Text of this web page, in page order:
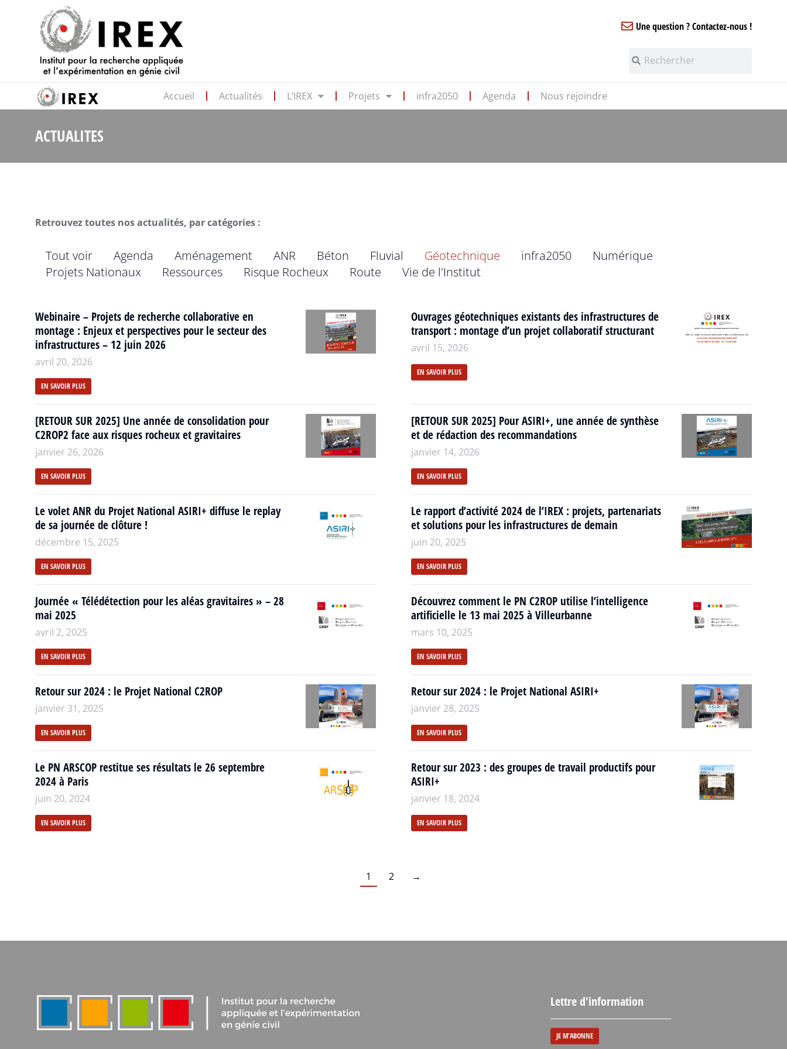
Une question ? Contactez-nous !
Accueil Actualités L’IREX Projets infra2050 Agenda Nous rejoindre
ACTUALITES
Retrouvez toutes nos actualités, par catégories :
Tout voir Agenda Aménagement ANR Béton Fluvial Géotechnique infra2050
Numérique
Projets Nationaux
Ressources Risque Rocheux Route Vie de l'Institut
Webinaire – Projets de recherche collaborative en
montage : Enjeux et perspectives pour le secteur des
infrastructures – 12 juin 2026
avril 20, 2026
EN SAVOIR PLUS
Ouvrages géotechniques existants des infrastructures de
transport : montage d’un projet collaboratif structurant
avril 15, 2026
EN SAVOIR PLUS
[RETOUR SUR 2025] Une année de consolidation pour
C2ROP2 face aux risques rocheux et gravitaires
janvier 26, 2026
EN SAVOIR PLUS
[RETOUR SUR 2025] Pour ASIRI+, une année de synthèse
et de rédaction des recommandations
janvier 14, 2026
EN SAVOIR PLUS
Le volet ANR du Projet National ASIRI+ diffuse le replay
de sa journée de clôture !
décembre 15, 2025
EN SAVOIR PLUS
Le rapport d’activité 2024 de l’IREX : projets, partenariats
et solutions pour les infrastructures de demain
juin 20, 2025
EN SAVOIR PLUS
Journée « Télédétection pour les aléas gravitaires » – 28
mai 2025
avril 2, 2025
EN SAVOIR PLUS
Découvrez comment le PN C2ROP utilise l’intelligence
artificielle le 13 mai 2025 à Villeurbanne
mars 10, 2025
EN SAVOIR PLUS
Retour sur 2024 : le Projet National C2ROP
janvier 31, 2025
EN SAVOIR PLUS
Retour sur 2024 : le Projet National ASIRI+
janvier 28, 2025
EN SAVOIR PLUS
Le PN ARSCOP restitue ses résultats le 26 septembre
2024 à Paris
juin 20, 2024
EN SAVOIR PLUS
Retour sur 2023 : des groupes de travail productifs pour
ASIRI+
janvier 18, 2024
EN SAVOIR PLUS
1 2 →
Lettre d'information
JE M'ABONNE